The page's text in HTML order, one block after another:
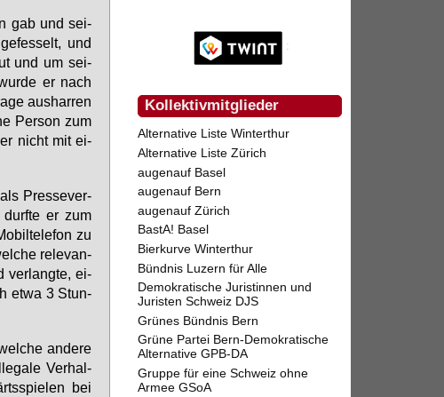
gab und sei­
und
und um sei­
er nach
aus­har­ren
Per­son zum
nicht mit ei­
Pres­se­ver­
er zum
zu
re­le­van­
ver­lang­te, ei­
et­wa 3 Stun­
an­de­re
Ver­hal­
bei
Kollektivmitglieder
Alternative Liste Winterthur
Alternative Liste Zürich
augenauf Basel
augenauf Bern
augenauf Zürich
BastA! Basel
Bierkurve Winterthur
Bündnis Luzern für Alle
Demokratische Juristinnen und
Juristen Schweiz DJS
Grünes Bündnis Bern
Grüne Partei Bern-Demokratische
Alternative GPB-DA
Gruppe für eine Schweiz ohne
Armee GSoA